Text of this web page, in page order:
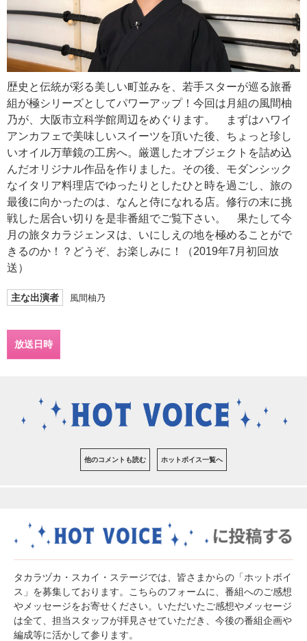
歴史と伝統が彩る美しい町並みを、若手スターが巡る旅番
組が極シリーズとしてパワーアップ！今回は月組の風間柚
乃が、大阪市立科学館周辺をめぐります。 まずはハワイ
アンカフェで美味しいスイーツを頂いた後、ちょっと珍し
いオイル万華鏡の工房へ。厳選したオブジェクトを詰め込
んだオリジナル作品を作りました。その後、モダンシック
なイタリア料理店でゆったりとしたひと時を過ごし、旅の
最後に向かったのは、なんと侍になれる店。修行の末に挑
戦した居合い切りを是非番組でご覧下さい。 果たして今
月の旅タカラジェンヌは、いにしえの地を極めることがで
きるのか！？どうぞ、お楽しみに！（2019年7月初回放
送）
主な出演者 風間柚乃
放送日時
他のコメントも読む ホットボイス一覧へ
タカラヅカ・スカイ・ステージでは、皆さまからの「ホットボイ
ス」を募集しております。こちらのフォームに、番組へのご感想
やメッセージをお寄せください。いただいたご感想やメッセージ
は全て、担当スタッフが拝見させていただき、今後の番組企画や
編成等に活かして参ります。